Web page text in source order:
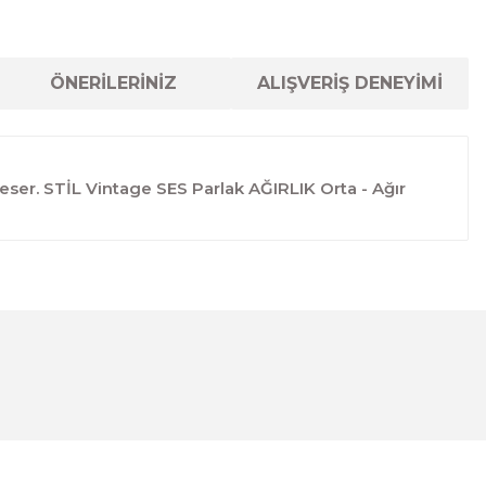
ÖNERİLERİNİZ ALIŞVERİŞ DENEYİMİ
STİL Vintage SES Parlak AĞIRLIK Orta - Ağır